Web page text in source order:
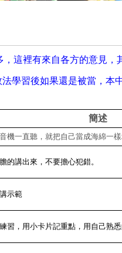
，這裡有來自各方的意見，
學習後如果還是被當，本
簡述
機一直聽，就把自己當成海綿一樣
的講出來，不要擔心犯錯。
示範
習，用小卡片記重點，用自己熟悉